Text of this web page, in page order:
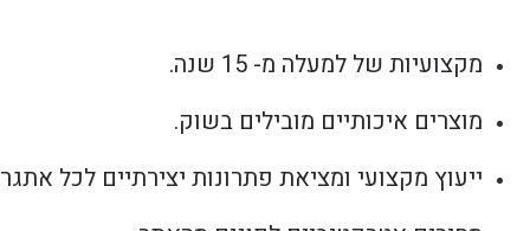
מקצועיות של למעלה מ- 15 שנה.
מוצרים איכותיים מובילים בשוק.
ייעוץ מקצועי ומציאת פתרונות יצירתיים לכל